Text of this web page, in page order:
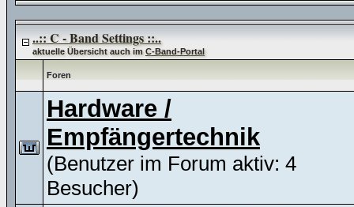
..:: C - Band Settings ::..
aktuelle Übersicht auch imC-Band-Portal
Foren
Hardware /
Empfängertechnik
(Benutzer im Forum aktiv: 4
Besucher)